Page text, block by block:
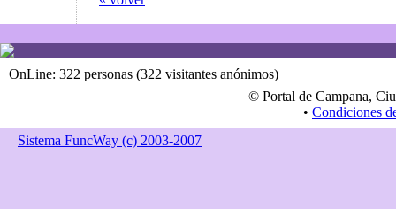
OnLine: 322 personas (322 visitantes anónimos)
© Portal de Campana,
• Condiciones
Sistema FuncWay (c) 2003-2007